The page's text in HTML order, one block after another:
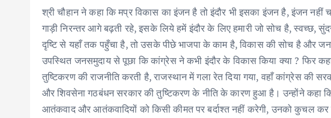
श्री चौहान ने कहा कि मप्र विकास का इंजन है तो इंदौर भी इसका इंजन है, इंजन नहीं
गाड़ी निरन्तर आगे बढ़ती रहे, इसके लिये हमें इंदौर के लिए हमारी जो सोच है, स्वच्छ,
दृष्टि से यहाँ तक पहुँचा है, तो उसके पीछे भाजपा के काम है, विकास की सोच है और
उपस्थित जनसमुदाय से पूछा कि कांग्रेस ने कभी इंदौर के विकास किया क्या ? फिर
तुष्टिकरण की राजनीति करती है, राजस्थान में गला रेत दिया गया, वहाँ कांग्रेस की
और शिवसेना गठबंधन सरकार की तुष्टिकरण के नीति के कारण हुआ है। उन्होंने कहा
आतंकवाद और आतंकवादियों को किसी कीमत पर बर्दाश्त नहीं करेगी, उनको कुचल कर